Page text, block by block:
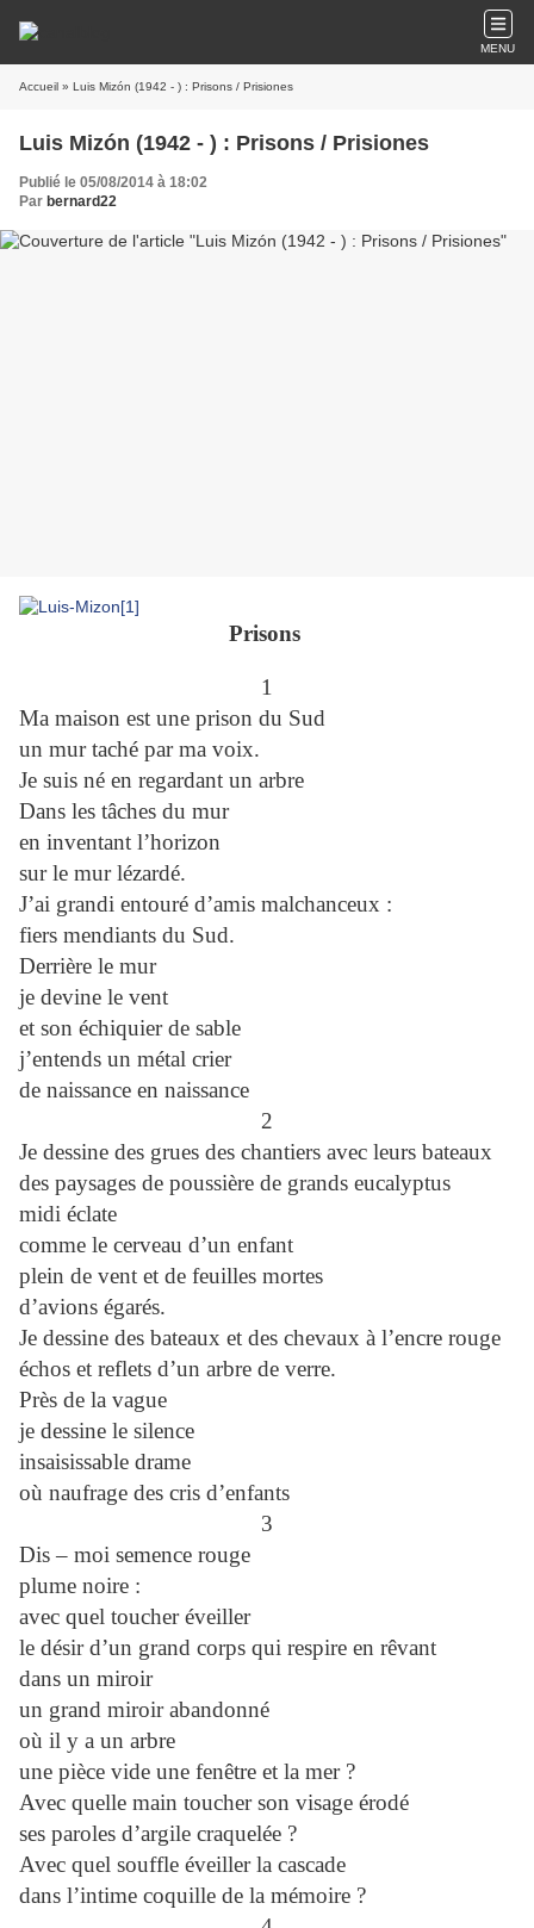
MENU
Accueil » Luis Mizón (1942 - ) : Prisons / Prisiones
Luis Mizón (1942 - ) : Prisons / Prisiones
Publié le 05/08/2014 à 18:02
Par bernard22
Prisons
1
Ma maison est une prison du Sud
un mur taché par ma voix.
Je suis né en regardant un arbre
Dans les tâches du mur
en inventant l’horizon
sur le mur lézardé.
J’ai grandi entouré d’amis malchanceux :
fiers mendiants du Sud.
Derrière le mur
je devine le vent
et son échiquier de sable
j’entends un métal crier
de naissance en naissance
2
Je dessine des grues des chantiers avec leurs bateaux
des paysages de poussière de grands eucalyptus
midi éclate
comme le cerveau d’un enfant
plein de vent et de feuilles mortes
d’avions égarés.
Je dessine des bateaux et des chevaux à l’encre rouge
échos et reflets d’un arbre de verre.
Près de la vague
je dessine le silence
insaisissable drame
où naufrage des cris d’enfants
3
Dis – moi semence rouge
plume noire :
avec quel toucher éveiller
le désir d’un grand corps qui respire en rêvant
dans un miroir
un grand miroir abandonné
où il y a un arbre
une pièce vide une fenêtre et la mer ?
Avec quelle main toucher son visage érodé
ses paroles d’argile craquelée ?
Avec quel souffle éveiller la cascade
dans l’intime coquille de la mémoire ?